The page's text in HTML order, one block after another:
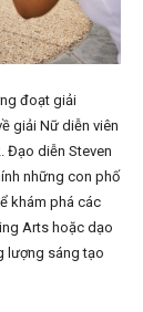
đoạt giải
giải Nữ diễn viên
Đạo diễn Steven
những con phố
khám phá các
Arts hoặc dạo
lượng sáng tạo